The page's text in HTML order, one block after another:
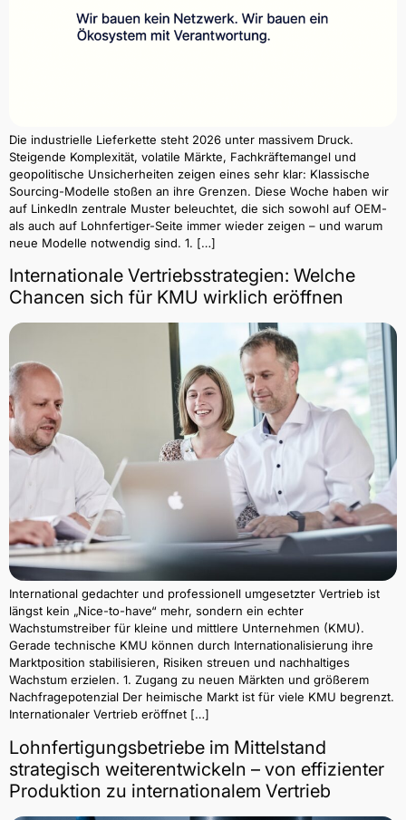
Die industrielle Lieferkette steht 2026 unter massivem Druck.
Steigende Komplexität, volatile Märkte, Fachkräftemangel und
geopolitische Unsicherheiten zeigen eines sehr klar: Klassische
Sourcing-Modelle stoßen an ihre Grenzen. Diese Woche haben wir
auf LinkedIn zentrale Muster beleuchtet, die sich sowohl auf OEM-
als auch auf Lohnfertiger-Seite immer wieder zeigen – und warum
neue Modelle notwendig sind. 1. […]
Internationale Vertriebsstrategien: Welche
Chancen sich für KMU wirklich eröffnen
International gedachter und professionell umgesetzter Vertrieb ist
längst kein „Nice-to-have“ mehr, sondern ein echter
Wachstumstreiber für kleine und mittlere Unternehmen (KMU).
Gerade technische KMU können durch Internationalisierung ihre
Marktposition stabilisieren, Risiken streuen und nachhaltiges
Wachstum erzielen. 1. Zugang zu neuen Märkten und größerem
Nachfragepotenzial Der heimische Markt ist für viele KMU begrenzt.
Internationaler Vertrieb eröffnet […]
Lohnfertigungsbetriebe im Mittelstand
strategisch weiterentwickeln – von effizienter
Produktion zu internationalem Vertrieb